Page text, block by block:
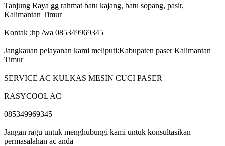
Tanjung Raya gg rahmat batu kajang, batu sopang, pasir,
Kalimantan Timur
Kontak ;hp /wa 085349969345
Jangkauan pelayanan kami meliputi:Kabupaten paser Kalimantan
Timur
SERVICE AC KULKAS MESIN CUCI PASER
RASYCOOL AC
085349969345
Jangan ragu untuk menghubungi kami untuk konsultasikan
permasalahan ac anda